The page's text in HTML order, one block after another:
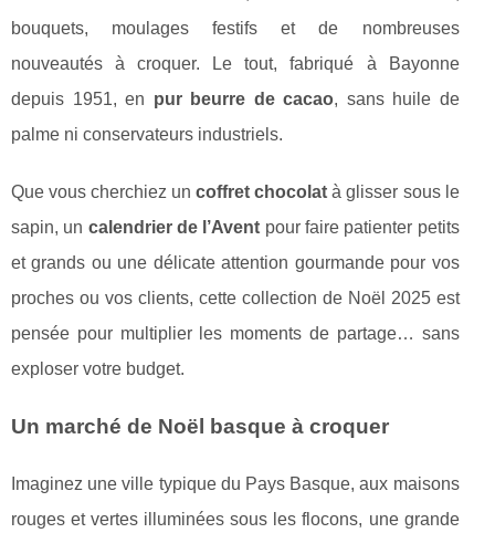
bouquets, moulages festifs et de nombreuses
nouveautés à croquer. Le tout, fabriqué à Bayonne
depuis 1951, en pur beurre de cacao, sans huile de
palme ni conservateurs industriels.
Que vous cherchiez uncoffret chocolat à glisser sous le
sapin, un calendrier de l’Avent pour faire patienter petits
et grands ou une délicate attention gourmande pour vos
proches ou vos clients, cette collection de Noël 2025 est
pensée pour multiplier les moments de partage… sans
exploser votre budget.
Un marché de Noël basque à croquer
Imaginez une ville typique du Pays Basque, aux maisons
rouges et vertes illuminées sous les flocons, une grande